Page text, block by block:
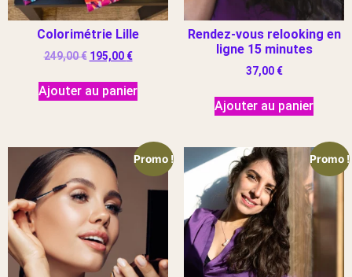
Colorimétrie Lille
249,00€ 195,00 €
Ajouter au panier
Rendez-vous relooking en
ligne 15 minutes
37,00 €
Ajouter au panier
Promo ! Promo !